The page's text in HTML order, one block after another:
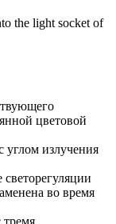
the light socket of
цветовой
углом излучения
во время